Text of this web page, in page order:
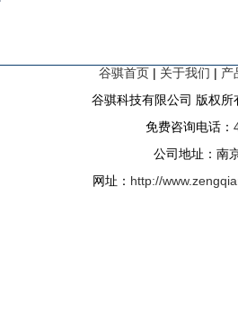
谷骐首页 | 关于我们 | 产
谷骐科技有限公司 版权
免费咨询电话：
公司地址：南
网址： http://